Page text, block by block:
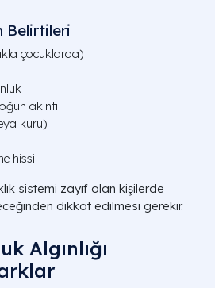
Belirtileri
çocuklarda)
akıntı
kuru)
hissi
sistemi zayıf olan kişilerde
dikkat edilmesi gerekir.
Algınlığı